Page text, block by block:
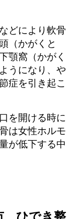
どにより軟骨
（かがくと
顎窩（かがく
うになり、や
症を引き起こ
を開ける時に
は女性ホルモ
が低下する中